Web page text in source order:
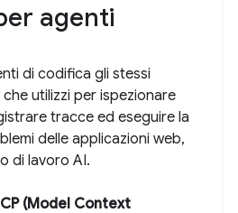
agenti
di codifica gli stessi
utilizzi per ispezionare
tracce ed eseguire la
delle applicazioni web,
di lavoro AI.
(Model Context